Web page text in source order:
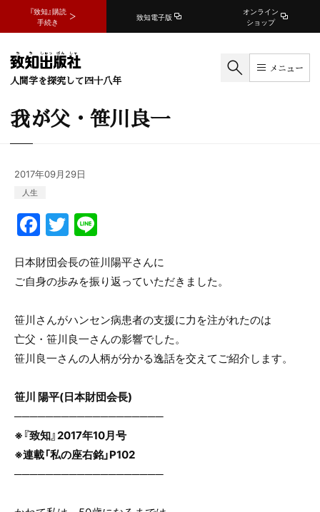
『致知』購読
手続き
致知電子版
オンライン
ショップ
人間学を探究して四十八年
メニュー
我が父・笹川良一
2017年09月29日
人生
F
a
c
e
b
o
o
k
T
w
itt
er
n
e
日本財団会長の笹川陽平さんに
ご自身の歩みを振り返っていただきました。
笹川さんがハンセン病患者の支援に力を注がれたのは
亡父・笹川良一さんの影響でした。
笹川良一さんの人柄が分かる逸話を交えてご紹介します。
笹川 陽平(日本財団会長)
───────────────────
※『致知』2017年10月号
※連載「私の座右銘」P102
───────────────────